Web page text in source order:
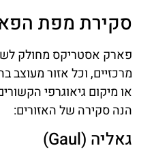
סקירת מפת
פארק אסטריקס מחולק
מרכזיים, וכל אזור
או מיקום גיאוגרפי
הנה סקירה של האזורים:
גאליה (Gaul)